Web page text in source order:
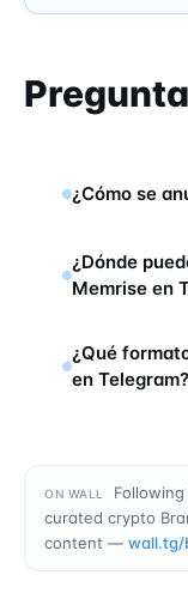
¿Cómo se
¿Dónde
Memrise en
¿Qué
en Telegram?
ON WALL
curated crypto
content — wall.tg/